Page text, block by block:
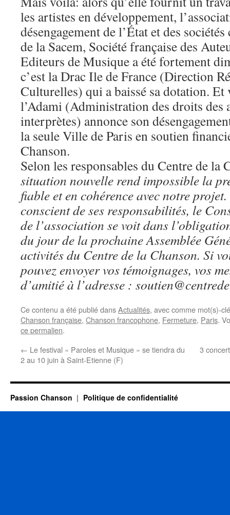
les artistes en développement,
désengagement de l’État et des
de la Sacem, Société française des
Editeurs de Musique a été fortement
c’est la Drac Ile de France (Direction
Culturelles) qui a baissé sa dotation.
l’Adami (Administration des droits des
interprètes) annonce son
la seule Ville de Paris en soutien
Chanson.
Selon les responsables du Centre de la
situation nouvelle rend impossible la
fiable et en cohérence avec notre
conscient de ses responsabilités, le
de l’association se voit dans
du jour de la prochaine Assemblée
activités du Centre de la Chanson. Si
pouvez envoyer vos témoignages, vos
d’amitié à l’adresse :
Ce contenu a été publié dansActualités, avec comme mot(s)-
Chanson française, Chanson francophone, Fermeture, Paris.
ce permalien.
← Le festival « Paroles et Musique » se tiendra du
2 au 10 juin à Saint-Etienne (F)
3
Passion Chanson Politique de confidentialité